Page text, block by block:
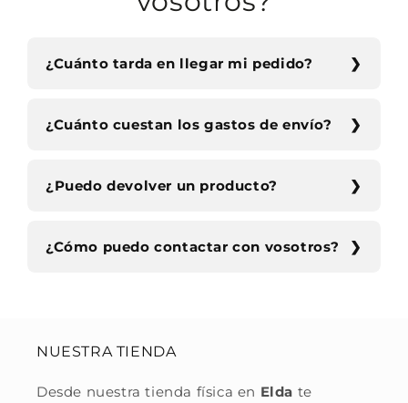
¿Cuánto tarda en llegar mi pedido?
¿Cuánto cuestan los gastos de envío?
¿Puedo devolver un producto?
¿Cómo puedo contactar con vosotros?
NUESTRA TIENDA
Desde nuestra tienda física en Elda te